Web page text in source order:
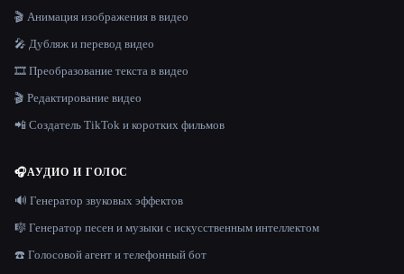
🎬 Анимация изображения в видео
🎤 Дубляж и перевод видео
🎞️ Преобразование текста в видео
🎬 Редактирование видео
📲 Создатель TikTok и коротких фильмов
🎧АУДИО И ГОЛОС
🔊 Генератор звуковых эффектов
🎼 Генератор песен и музыки с искусственным интеллектом
☎️ Голосовой агент и телефонный бот